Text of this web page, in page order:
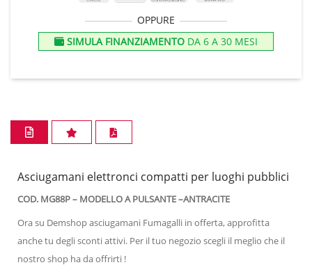
OPPURE
SIMULA FINANZIAMENTO DA 6 A 30 MESI
Asciugamani elettronci compatti per luoghi pubblici
COD. MG88P – MODELLO A PULSANTE –ANTRACITE
Ora su Demshop asciugamani Fumagalli in offerta, approfitta
anche tu degli sconti attivi. Per il tuo negozio scegli il meglio che il
nostro shop ha da offrirti !